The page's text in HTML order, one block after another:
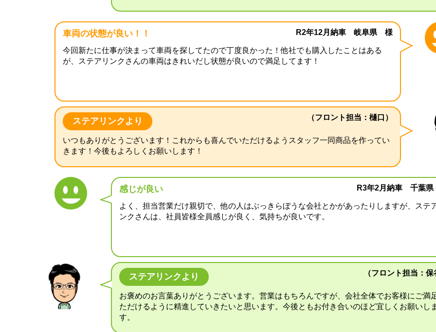
車両の状態が良い！！ R2年12月納車 岐阜県 様
今回新たに仕事が決まって車両を探してたので丁度良かった！他社でも購入したことはある
が、ステアリンクさんの車両はきれいだし状態が良いので満足してます！
ステアリンクより （フロント担当：樋口）
いつもありがとうございます！これからも喜んでいただけるようスタッフ一同商品を作ってい
きます！今後もよろしくお願いします！
感じが良い R3年2月納車 千葉
よく、担当営業だけ親切で、他の人はぶっきらぼうな会社とかがあったりしますが、ステ
ンクさんは、社員皆様全員感じが良く、気持ちが良いです。
ステアリンクより （フロント担当：保
お褒めのお言葉ありがとうございます。営業はもちろんですが、会社全体でお客様にご満
ただけるように精進していきたいと思います。今後ともお付き合いのほど宜しくお願いし
す。